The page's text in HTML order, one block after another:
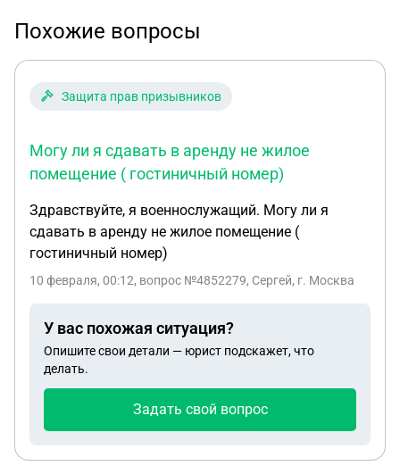
Похожие вопросы
Защита прав призывников
Могу ли я сдавать в аренду не жилое
помещение ( гостиничный номер)
Здравствуйте, я военнослужащий. Могу ли я
сдавать в аренду не жилое помещение (
гостиничный номер)
10 февраля, 00:12, вопрос №4852279, Сергей, г. Москва
У вас похожая ситуация?
Опишите свои детали — юрист подскажет, что
делать.
Задать свой вопрос